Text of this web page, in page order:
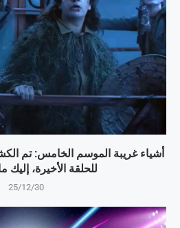
أشياء غريبة الموسم الخامس: تم
للحلقة الأخيرة، إليك
25/12/30